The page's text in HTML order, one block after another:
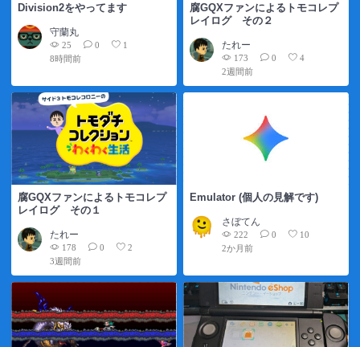
Division2をやってます
守蘭丸
25 0
1
8時間前
腐GQXファンによるトモコレプ
レイログ その２
たれー
173 0
4
2週間前
腐GQXファンによるトモコレプ
レイログ その１
たれー
178 0
2
3週間前
Emulator (個人の見解です)
さぼてん
222 0
10
2か月前